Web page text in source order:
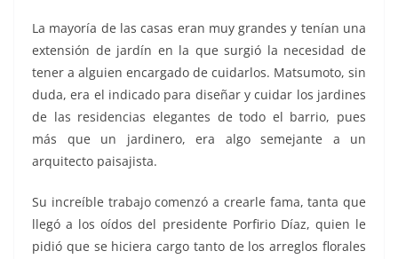
La mayoría de las casas eran muy grandes y tenían una
extensión de jardín en la que surgió la necesidad de
tener a alguien encargado de cuidarlos. Matsumoto, sin
duda, era el indicado para diseñar y cuidar los jardines
de las residencias elegantes de todo el barrio, pues
más que un jardinero, era algo semejante a un
arquitecto paisajista.
Su increíble trabajo comenzó a crearle fama, tanta que
llegó a los oídos del presidente Porfirio Díaz, quien le
pidió que se hiciera cargo tanto de los arreglos florales